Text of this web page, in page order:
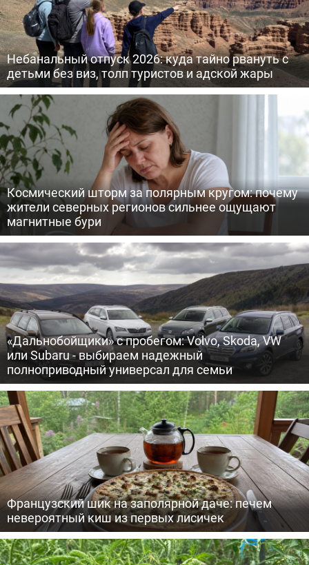
Небанальный отпуск 2026: куда тайно рвануть с
детьми без виз, толп туристов и адской жары
Космический шторм за полярным кругом: почему
жители северных регионов сильнее ощущают
магнитные бури
«Дальнобойщики» с пробегом: Volvo, Skoda, VW
или Subaru - выбираем надежный
полноприводный универсал для семьи
Французский шик на заполярной даче: печем
невероятный киш из первых лисичек